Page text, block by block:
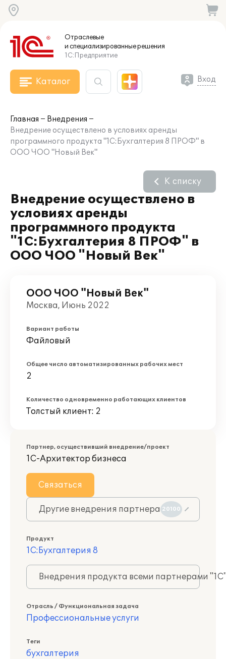
Отраслевые
и специализированныерешения
1С:Предприятие
Каталог Вход
Главная
Внедрения
Внедрение осуществлено в условиях аренды
программного продукта "1С:Бухгалтерия 8 ПРОФ" в
ООО ЧОО "Новый Век"
Внедрение осуществлено в
условиях аренды
программного продукта
"1С:Бухгалтерия 8 ПРОФ" в
ООО ЧОО "Новый Век"
К списку
ООО ЧОО "Новый Век"
Москва, Июнь 2022
Вариант работы
Файловый
Общее число автоматизированных рабочих мест
2
Количество одновременно работающих клиентов
Толстый клиент: 2
Партнер, осуществивший внедрение/проект
1С-Архитектор бизнеса
Связаться
Другие внедрения партнера 20100
Продукт
1С:Бухгалтерия 8
Внедрения продукта всеми партнерами
Отрасль / Функциональная задача
Профессиональные услуги
Теги
бухгалтерия